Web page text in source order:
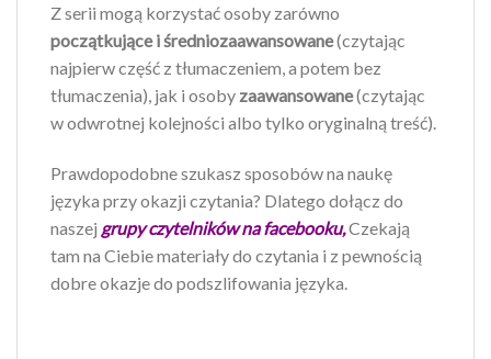
Z serii mogą korzystać osoby zarówno
początkujące i średniozaawansowane(czytając
najpierw część z tłumaczeniem, a potem bez
tłumaczenia), jak i osoby zaawansowane(czytając
w odwrotnej kolejności albo tylko oryginalną treść).
Prawdopodobne szukasz sposobów na naukę
języka przy okazji czytania? Dlatego dołącz do
naszej grupy czytelników na facebooku,Czekają
tam na Ciebie materiały do czytania i z pewnością
dobre okazje do podszlifowania języka.